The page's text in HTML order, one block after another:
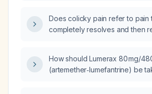
Does colicky pain refer to pain
completely resolves and then
How should Lumerax 80 mg/
(artemether‑lumefantrine) be